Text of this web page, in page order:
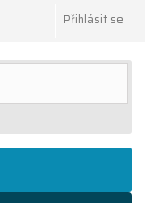
Přihlásit se